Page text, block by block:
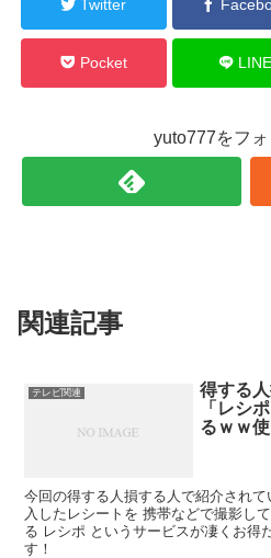
Twitter
Pocket LINE
yuto777をフ
関連記事
テレビ関連
得する
「レシ
るｗｗ
今回の得する人損する人で紹介され
入したレシートを 携帯などで撮影し
る レシポ というサービスが凄くお得
す！